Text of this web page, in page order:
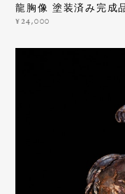
龍胸像 塗装済み完
¥24,000